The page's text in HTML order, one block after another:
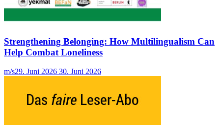
Strengthening Belonging: How Multilingualism Can
Help Combat Loneliness
m/s29. Juni 2026 30. Juni 2026